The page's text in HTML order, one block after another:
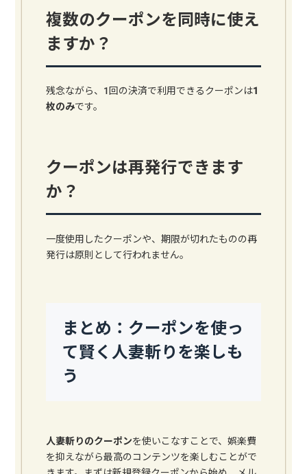
複数のクーポンを同時に使え
ますか？
残念ながら、1回の決済で利用できるクーポンは1
枚のみです。
クーポンは再発行できます
か？
一度使用したクーポンや、期限が切れたものの再
発行は原則として行われません。
まとめ：クーポンを使っ
て賢く人妻斬りを楽しも
う
人妻斬りのクーポンを使いこなすことで、娯楽費
を抑えながら最高のコンテンツを楽しむことがで